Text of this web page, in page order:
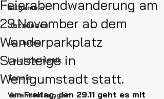
Allgemein
Jazzdance
Ju Jutsu
Leichtathletik
Tennis
Veranstaltungen
Feierabendwanderung am
29.November ab dem
Wanderparkplatz
Sausteige in
Wenigumstadt statt.
am Freitag, den 29.11 geht es mit